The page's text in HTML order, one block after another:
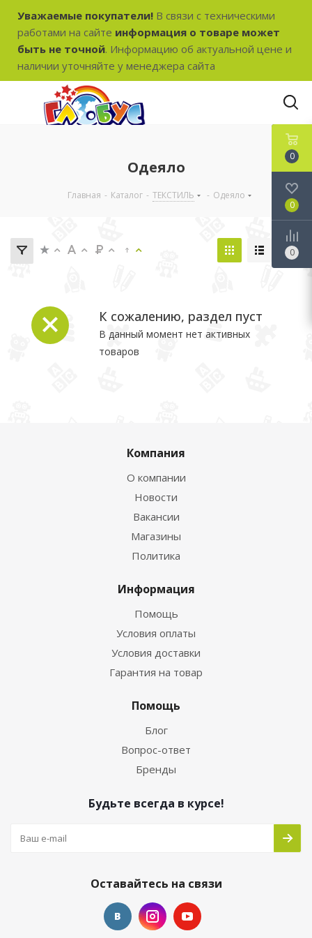
Уважаемые покупатели! В связи с техническими
работами на сайте информация о товаре может
быть не точной. Информацию об актуальной цене и
наличии уточняйте у менеджера сайта
Одеяло
Главная - Каталог - ТЕКСТИЛЬ - Одеяло
К сожалению, раздел пуст
В данный момент нет активных
товаров
Компания
О компании
Новости
Вакансии
Магазины
Политика
Информация
Помощь
Условия оплаты
Условия доставки
Гарантия на товар
Помощь
Блог
Вопрос-ответ
Бренды
Будьте всегда в курсе!
Оставайтесь на связи
0
0
0